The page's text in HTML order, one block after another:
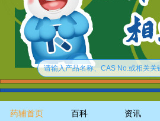
药辅首页 百科 资讯